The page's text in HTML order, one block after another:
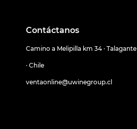
Contáctanos
Camino a Melipilla km 34 · Talagante
· Chile
ventaonline@uwinegroup.cl